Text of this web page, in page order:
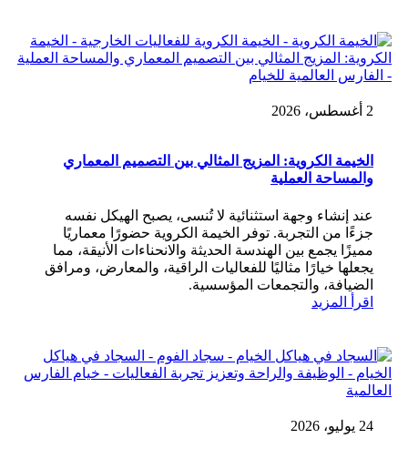
2 أغسطس، 2026
الخيمة الكروية: المزيج المثالي بين التصميم المعماري
والمساحة العملية
عند إنشاء وجهة استثنائية لا تُنسى، يصبح الهيكل نفسه
جزءًا من التجربة. توفر الخيمة الكروية حضورًا معماريًا
مميزًا يجمع بين الهندسة الحديثة والانحناءات الأنيقة، مما
يجعلها خيارًا مثاليًا للفعاليات الراقية، والمعارض، ومرافق
الضيافة، والتجمعات المؤسسية.
اقرأ المزيد
24 يوليو، 2026